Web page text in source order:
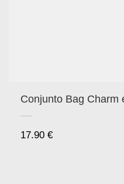
Conjunto Bag Charm
17.90 €